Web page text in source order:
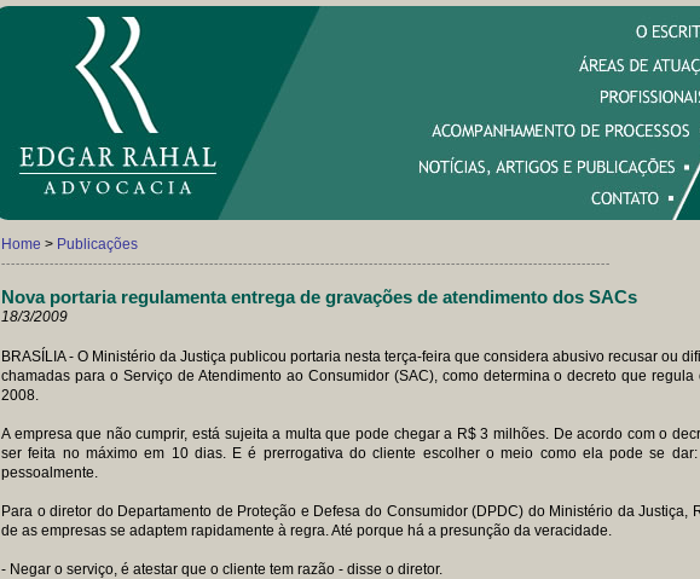
Home > Publicações
------------------------------------------------------------------------------------------------------------------------------
Nova portaria regulamenta entrega de gravações de atendimento dos SACs
18/3/2009
BRASÍLIA - O Ministério da Justiça publicou portaria nesta terça-feira que considera abusivo recusar ou
chamadas para o Serviço de Atendimento ao Consumidor (SAC), como determina o decreto que
2008.
A empresa que não cumprir, está sujeita a multa que pode chegar a R$ 3 milhões. De acordo com o
ser feita no máximo em 10 dias. E é prerrogativa do cliente escolher o meio como ela pode se
pessoalmente.
Para o diretor do Departamento de Proteção e Defesa do Consumidor (DPDC) do Ministério da Justiça,
de as empresas se adaptem rapidamente à regra. Até porque há a presunção da veracidade.
- Negar o serviço, é atestar que o cliente tem razão - disse o diretor.